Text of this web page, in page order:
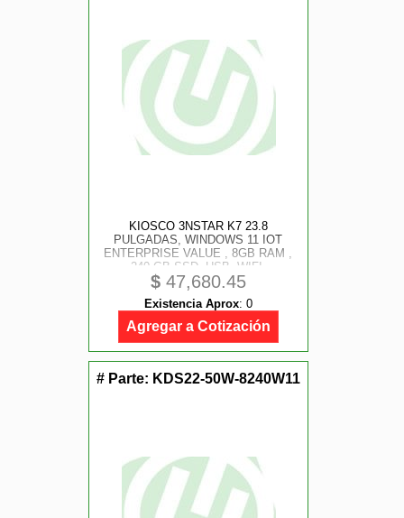
KIOSCO 3NSTAR K7 23.8
PULGADAS, WINDOWS 11 IOT
ENTERPRISE VALUE , 8GB RAM ,
240 GB SSD, USB, WIFI,
ETHERNET RED, BLUETOOTH,
INTEL CORE I5, 12 TH
GENERACION
$ 47,680.45
Existencia Aprox: 0
Agregar a Cotización
# Parte: KDS22-50W-8240W11